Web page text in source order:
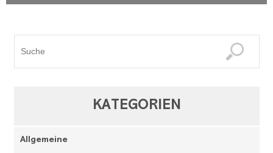
KATEGORIEN
Allgemeine